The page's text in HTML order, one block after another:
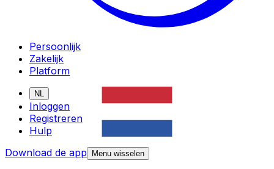
Persoonlijk
Zakelijk
Platform
NL
Inloggen
Registreren
Hulp
Download de app
Menu wisselen